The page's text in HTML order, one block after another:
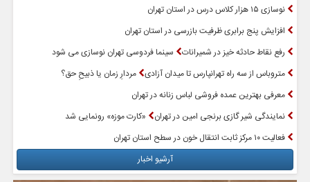
نوسازی ۱۵ هزار کلاس درس در استان تهران
افزایش پنج برابری ظرفیت بازرسی در استان تهران
رفع نقاط حادثه خیز در شمیرانات
سینما فردوسی تهران نوسازی می شود
متروباس از سه راه تهرانپارس تا میدان آزادی مردارِ زمان یا ذبیحِ حق؟
معرفی بهترین عمده فروشی لباس زنانه در تهران
نمایندگی شیر گازی برنجی امین در تهران
«کارت موزه» رونمایی شد
فعالیت ۱۰ مرکز ثابت انتقال خون در سطح استان تهران
آرشیو اخبار